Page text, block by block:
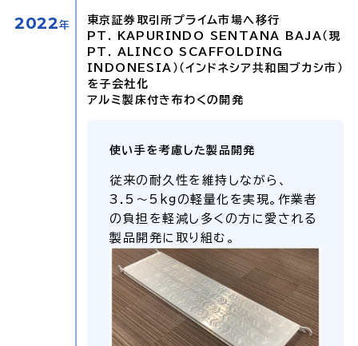
2022年
東京証券取引所プライム市場へ移行
PT. KAPURINDO SENTANA BAJA（現
PT. ALINCO SCAFFOLDING
INDONESIA）（インドネシア共和国ブカシ市）
を子会社化
アルミ製床付き布わくの開発
使い手を考慮した製品開発
従来の耐久性を維持しながら、
3.5〜5kgの軽量化を実現。作業者
の負担を軽減し多くの方に愛される
製品開発に取り組む。